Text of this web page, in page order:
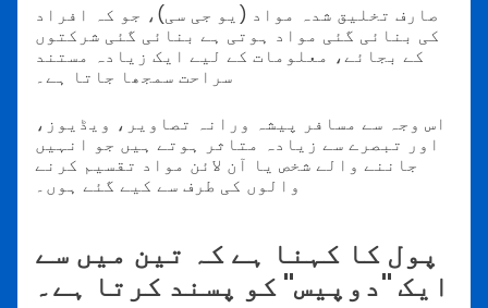
صارف تخلیق شدہ مواد (یو جی سی)، جو کہ افراد
کی بنائی گئی مواد ہوتی ہے بنائی گئی شرکتوں
کے بجائے، معلومات کے لیے ایک زیادہ مستند
سراحت سمجھا جاتا ہے۔
اس وجہ سے مسافر پیشہ ورانہ تصاویر، ویڈیوز،
اور تبصرے سے زیادہ متاثر ہوتے ہیں جو انہیں
جاننے والے شخص یا آن لائن مواد تقسیم کرنے
والوں کی طرف سے کیے گئے ہوں۔
پول کا کہنا ہے کہ تین میں سے
ایک "دوپیس" کو پسند کرتا ہے۔